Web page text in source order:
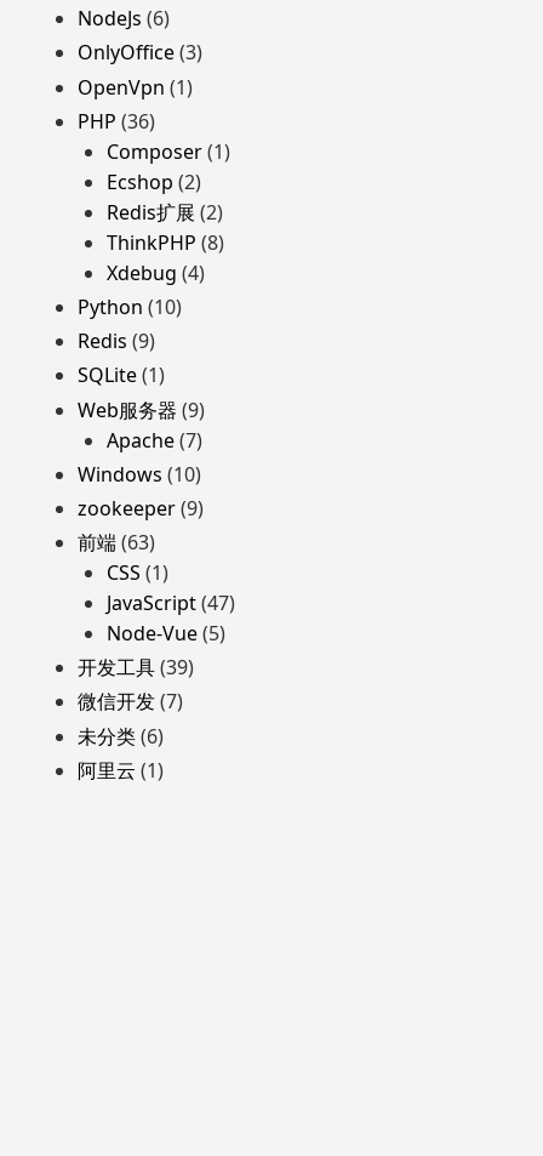
NodeJs (6)
OnlyOffice(3)
OpenVpn (1)
PHP (36)
Composer(1)
Ecshop (2)
Redis扩展 (2)
ThinkPHP (8)
Xdebug (4)
Python (10)
Redis (9)
SQLite(1)
Web服务器 (9)
Apache(7)
Windows (10)
zookeeper(9)
前端(63)
CSS (1)
JavaScript(47)
Node-Vue(5)
开发工具(39)
微信开发(7)
未分类(6)
阿里云 (1)